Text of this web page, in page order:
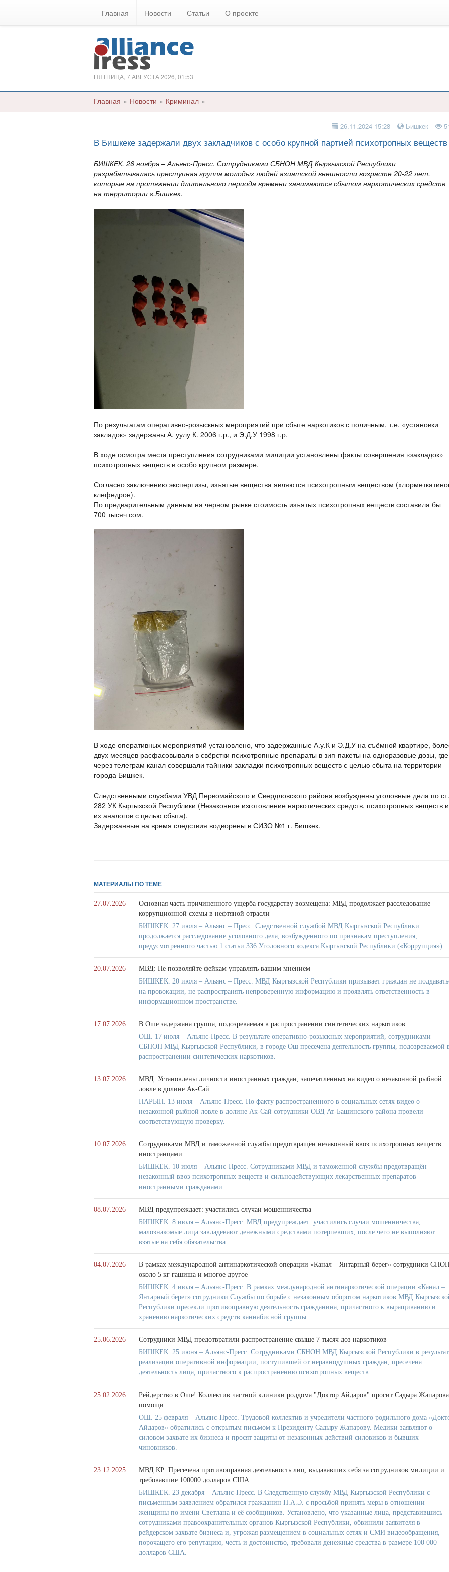
Главная Новости Статьи О проекте
ПЯТНИЦА, 7 АВГУСТА 2026, 01:53
Главная » Новости » Криминал »
26.11.2024 15:28 Бишкек
В Бишкеке задержали двух закладчиков с особо крупной партией психотропных веществ
БИШКЕК. 26 ноября – Альянс-Пресс. Сотрудниками СБНОН МВД Кыргызской Республики
разрабатывалась преступная группа молодых людей азиатской внешности возрасте 20-22 лет,
которые на протяжении длительного периода времени занимаются сбытом наркотических средств
на территории г.Бишкек.
По результатам оперативно-розыскных мероприятий при сбыте наркотиков с поличным, т.е. «установки
закладок» задержаны А. уулу К. 2006 г.р., и Э.Д.У 1998 г.р.
В ходе осмотра места преступления сотрудниками милиции установлены факты совершения «закладок»
психотропных веществ в особо крупном размере.
Согласно заключению экспертизы, изъятые вещества являются психотропным веществом
клефедрон).
По предварительным данным на черном рынке стоимость изъятых психотропных веществ составила бы
700 тысяч сом.
В ходе оперативных мероприятий установлено, что задержанные А.у.К и Э.Д.У на съёмной квартире,
двух месяцев расфасовывали в свёрстки психотропные препараты в зип-пакеты на одноразовые дозы, где
через телеграм канал совершали тайники закладки психотропных веществ с целью сбыта на территории
города Бишкек.
Следственными службами УВД Первомайского и Свердловского района возбуждены уголовные дела по ст.
282 УК Кыргызской Республики (Незаконное изготовление наркотических средств, психотропных веществ и
их аналогов с целью сбыта).
Задержанные на время следствия водворены в СИЗО №1 г. Бишкек.
МАТЕРИАЛЫ ПО ТЕМЕ
27.07.2026
Основная часть причиненного ущерба государству возмещена: МВД продолжает расследование
коррупционной схемы в нефтяной отрасли
БИШКЕК. 27 июля – Альянс – Пресс. Следственной службой МВД Кыргызской Республики
продолжается расследование уголовного дела, возбужденного по признакам преступления,
предусмотренного частью 1 статьи 336 Уголовного кодекса Кыргызской Республики («Коррупция»).
20.07.2026
МВД: Не позволяйте фейкам управлять вашим мнением
БИШКЕК. 20 июля – Альянс – Пресс. МВД Кыргызской Республики призывает граждан не
на провокации, не распространять непроверенную информацию и проявлять ответственность в
информационном пространстве.
17.07.2026
В Оше задержана группа, подозреваемая в распространении синтетических наркотиков
ОШ. 17 июля – Альянс-Пресс. В результате оперативно-розыскных мероприятий, сотрудниками
СБНОН МВД Кыргызской Республики, в городе Ош пресечена деятельность группы, подозреваемой
распространении синтетических наркотиков.
13.07.2026
МВД: Установлены личности иностранных граждан, запечатленных на видео о незаконной рыбной
ловле в долине Ак-Сай
НАРЫН. 13 июля – Альянс-Пресс. По факту распространенного в социальных сетях видео о
незаконной рыбной ловле в долине Ак-Сай сотрудники ОВД Ат-Башинского района провели
соответствующую проверку.
10.07.2026
Сотрудниками МВД и таможенной службы предотвращён незаконный ввоз психотропных веществ
иностранцами
БИШКЕК. 10 июля – Альянс-Пресс. Сотрудниками МВД и таможенной службы предотвращён
незаконный ввоз психотропных веществ и сильнодействующих лекарственных препаратов
иностранными гражданами.
08.07.2026
МВД предупреждает: участились случаи мошенничества
БИШКЕК. 8 июля – Альянс-Пресс. МВД предупреждает: участились случаи мошенничества,
малознакомые лица завладевают денежными средствами потерпевших, после чего не выполняют
взятые на себя обязательства
04.07.2026
В рамках международной антинаркотической операции «Канал – Янтарный берег» сотрудники
около 5 кг гашиша и многое другое
БИШКЕК. 4 июля – Альянс-Пресс. В рамках международной антинаркотической операции «Канал –
Янтарный берег» сотрудники Службы по борьбе с незаконным оборотом наркотиков МВД
Республики пресекли противоправную деятельность гражданина, причастного к выращиванию и
хранению наркотических средств каннабисной группы.
25.06.2026
Сотрудники МВД предотвратили распространение свыше 7 тысяч доз наркотиков
БИШКЕК. 25 июня – Альянс-Пресс. Сотрудниками СБНОН МВД Кыргызской Республики в
реализации оперативной информации, поступившей от неравнодушных граждан, пресечена
деятельность лица, причастного к распространению психотропных веществ.
25.02.2026
Рейдерство в Оше! Коллектив частной клиники роддома "Доктор Айдаров" просит Садыра
помощи
ОШ. 25 февраля – Альянс-Пресс. Трудовой коллектив и учредители частного родильного дома
Айдаров» обратились с открытым письмом к Президенту Садыру Жапарову. Медики заявляют о
силовом захвате их бизнеса и просят защиты от незаконных действий силовиков и бывших
чиновников.
23.12.2025
МВД КР :Пресечена противоправная деятельность лиц, выдававших себя за сотрудников милиции и
требовавшие 100000 долларов США
БИШКЕК. 23 декабря – Альянс-Пресс. В Следственную службу МВД Кыргызской Республики с
письменным заявлением обратился гражданин Н.А.Э. с просьбой принять меры в отношении
женщины по имени Светлана и её сообщников. Установлено, что указанные лица, представившись
сотрудниками правоохранительных органов Кыргызской Республики, обвинили заявителя в
рейдерском захвате бизнеса и, угрожая размещением в социальных сетях и СМИ видеообращения,
порочащего его репутацию, честь и достоинство, требовали денежные средства в размере 100 000
долларов США.